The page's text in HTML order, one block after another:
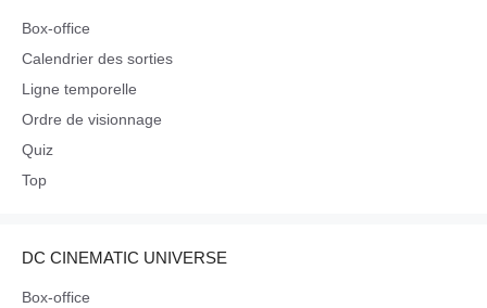
Box-office
Calendrier des sorties
Ligne temporelle
Ordre de visionnage
Quiz
Top
DC CINEMATIC UNIVERSE
Box-office